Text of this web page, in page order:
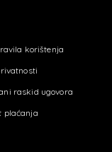
korištenja
raskid ugovora
plaćanja